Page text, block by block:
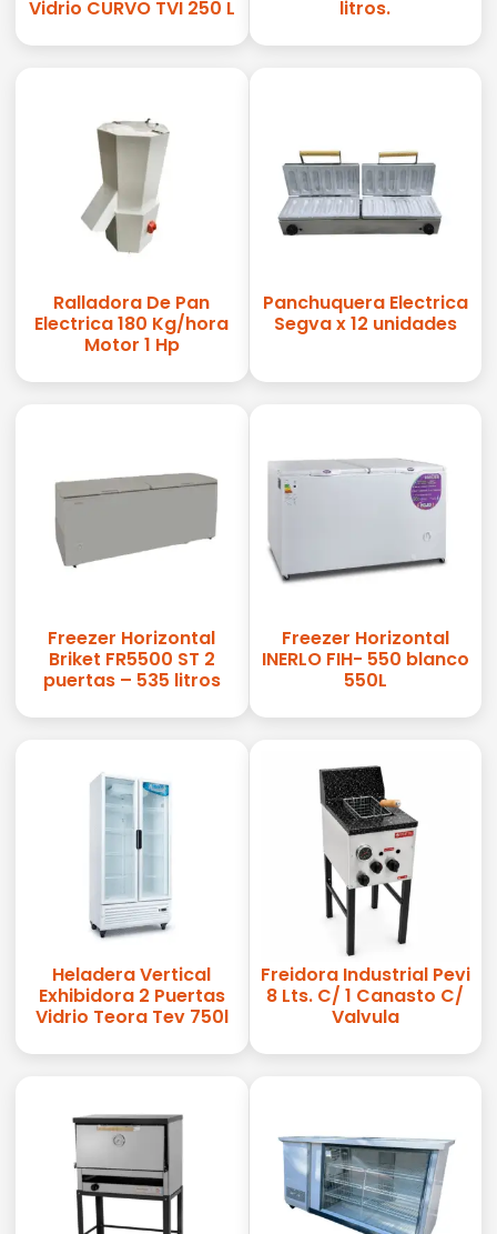
Vidrio CURVO TVI 250 L
litros.
Ralladora De Pan
Electrica 180 Kg/hora
Motor 1 Hp
Panchuquera Electrica
Segva x 12 unidades
Freezer Horizontal
Briket FR5500 ST 2
puertas – 535 litros
Freezer Horizontal
INERLO FIH- 550 blanco
550L
Heladera Vertical
Exhibidora 2 Puertas
Vidrio Teora Tev 750l
Freidora Industrial Pevi
8 Lts. C/ 1 Canasto C/
Valvula